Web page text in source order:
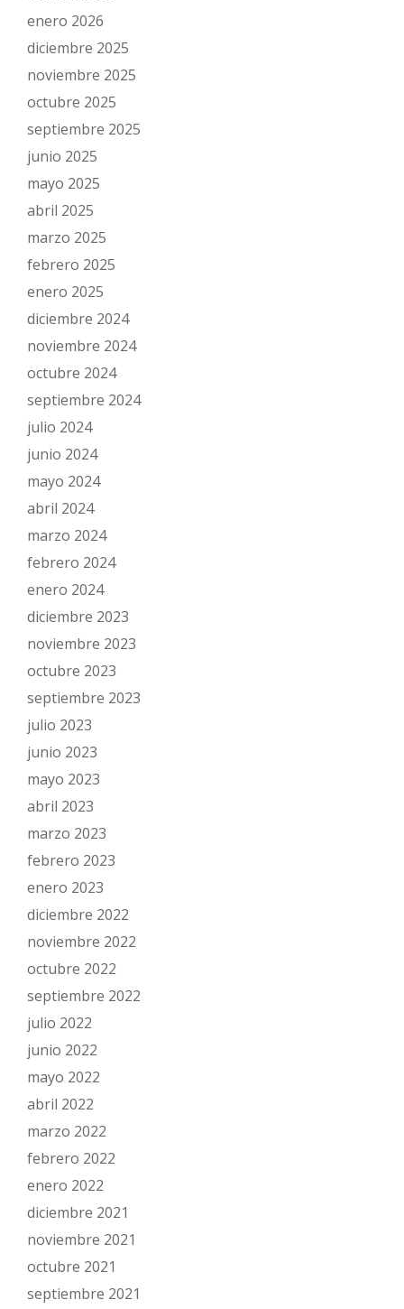
enero 2026
diciembre 2025
noviembre 2025
octubre 2025
septiembre 2025
junio 2025
mayo 2025
abril 2025
marzo 2025
febrero 2025
enero 2025
diciembre 2024
noviembre 2024
octubre 2024
septiembre 2024
julio 2024
junio 2024
mayo 2024
abril 2024
marzo 2024
febrero 2024
enero 2024
diciembre 2023
noviembre 2023
octubre 2023
septiembre 2023
julio 2023
junio 2023
mayo 2023
abril 2023
marzo 2023
febrero 2023
enero 2023
diciembre 2022
noviembre 2022
octubre 2022
septiembre 2022
julio 2022
junio 2022
mayo 2022
abril 2022
marzo 2022
febrero 2022
enero 2022
diciembre 2021
noviembre 2021
octubre 2021
septiembre 2021